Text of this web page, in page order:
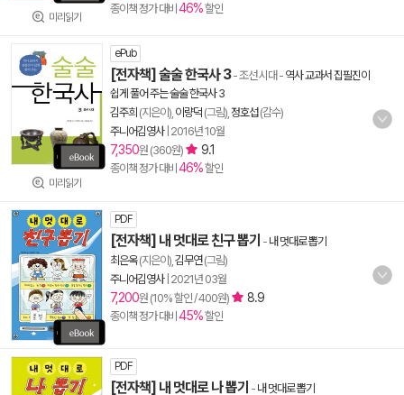
미리읽기
종이책 정가 대비 46%할인
미리읽기
ePub
[전자책] 술술 한국사 3- 조선 시대 - 역사 교과서 집필진이
쉽게 풀어 주는 술술 한국사 3
김주희 (지은이), 이량덕 (그림), 정호섭(감수)
주니어김영사| 2016년 10월
7,350원 (360원) 9.1
종이책 정가 대비 46%할인
PDF
[전자책] 내 멋대로 친구 뽑기 - 내 멋대로 뽑기
최은옥(지은이), 김무연(그림)
주니어김영사| 2021년 03월
7,200원 (10% 할인 / 400원) 8.9
종이책 정가 대비 45%할인
PDF
[전자책] 내 멋대로 나 뽑기 - 내 멋대로 뽑기